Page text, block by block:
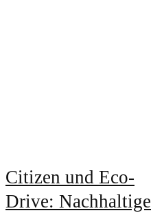
Citizen und Eco-
Drive: Nachhaltige